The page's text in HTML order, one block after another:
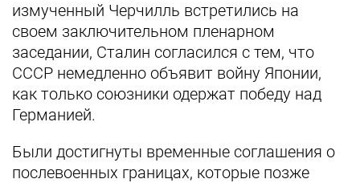
измученный Черчилль встретились на
своем заключительном пленарном
заседании, Сталин согласился с тем, что
СССР немедленно объявит войну Японии,
как только союзники одержат победу над
Германией.
Были достигнуты временные соглашения о
послевоенных границах, которые позже